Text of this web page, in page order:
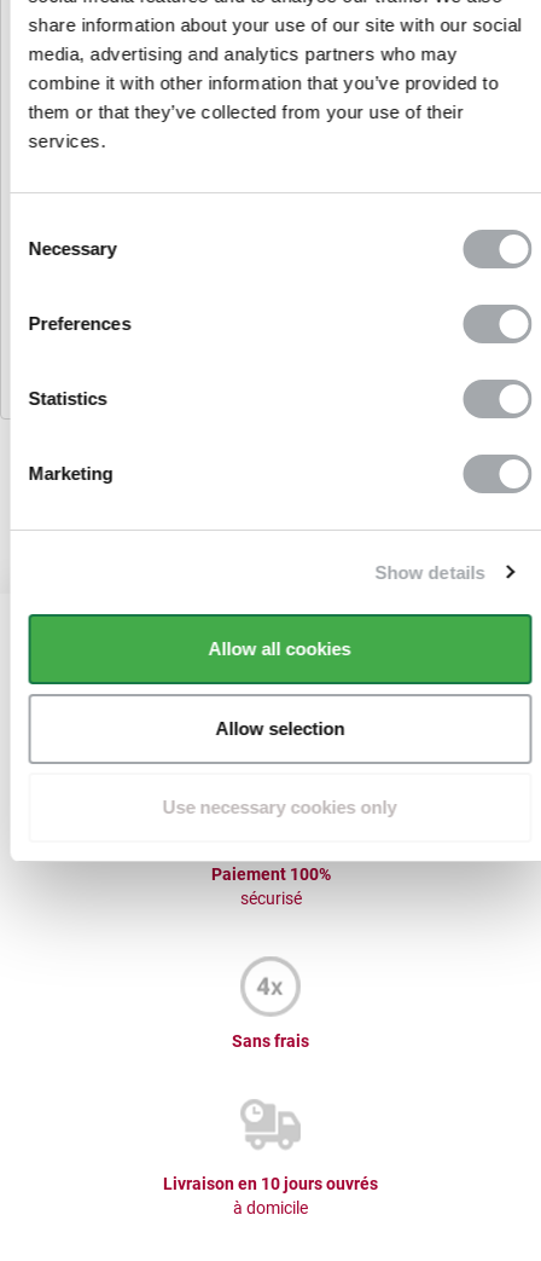
share information about your use of our site with our social
media, advertising and analytics partners who may
combine it with other information that you’ve provided to
them or that they’ve collected from your use of their
services.
Selection
Necessary
Preferences
Statistics
Marketing
Show details
Allow all cookies
Allow selection
Use necessary cookies only
22,73 €
sur nos produits
Paiement 100%
sécurisé
Sans frais
Livraison en 10 jours ouvrés
à domicile